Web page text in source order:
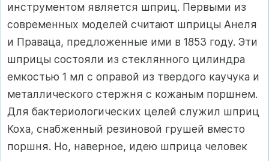
инструментом является шприц. Первыми из
современных моделей считают шприцы Анеля
и Праваца, предложенные ими в 1853 году. Эти
шприцы состояли из стеклянного цилиндра
емкостью 1 мл с оправой из твердого каучука и
металлического стержня с кожаным поршнем.
Для бактериологических целей служил шприц
Коха, снабженный резиновой грушей вместо
поршня. Но, наверное, идею шприца человек